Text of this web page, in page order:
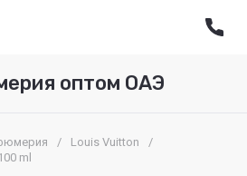
оптом ОАЭ
/ Louis Vuitton
/
ml